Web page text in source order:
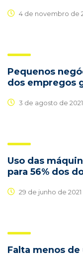
4 de novembro de
Pequenos
dos empregos
3 de agosto de 2021
Uso das
para 56% dos
29 de junho de 2021
Falta menos de